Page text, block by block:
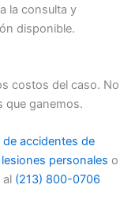
la consulta y
disponible.
costos del caso. No
que ganemos.
accidentes de
personales o
al (213) 800-0706